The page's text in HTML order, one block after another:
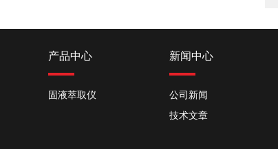
产品中心
固液萃取仪
新闻中心
公司新闻
技术文章